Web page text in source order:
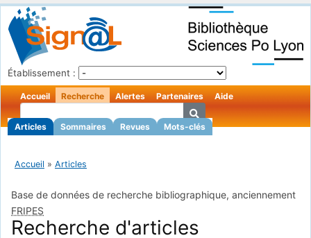
Établissement :
Accueil Recherche
Articles Sommaires Revues Mots-clés
Alertes Partenaires Aide
Accueil » Articles
Base de données de recherche bibliographique, anciennement
FRIPES
Recherche d'articles